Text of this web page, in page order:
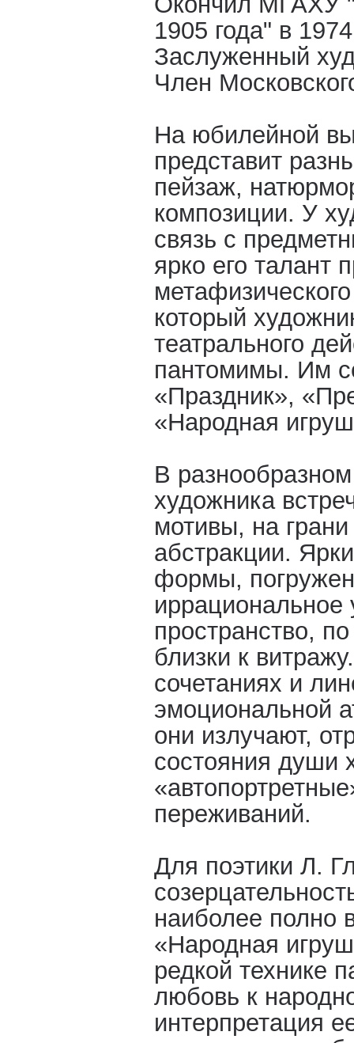
1905 года" в 1974
Заслуженный
Член
На юбилейной
представит
пейзаж,
композиции. У
связь с
ярко его талант
который
театрального
пантомимы. Им
«Праздник»,
«Народная
В
художника
мотивы, на
абстракции.
формы,
иррациональное
пространство,
близки к
сочетаниях и
эмоциональной
они излучают,
состояния души
переживаний.
Для поэтики Л.
наиболее полно
«Народная
редкой технике
любовь к
интерпретация